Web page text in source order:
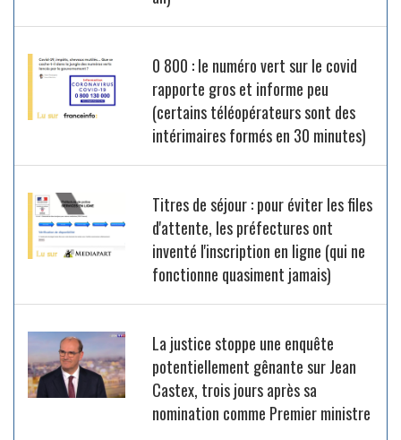
0 800 : le numéro vert sur le covid
rapporte gros et informe peu
(certains téléopérateurs sont des
intérimaires formés en 30 minutes)
Titres de séjour : pour éviter les files
d'attente, les préfectures ont
inventé l'inscription en ligne (qui ne
fonctionne quasiment jamais)
La justice stoppe une enquête
potentiellement gênante sur Jean
Castex, trois jours après sa
nomination comme Premier ministre